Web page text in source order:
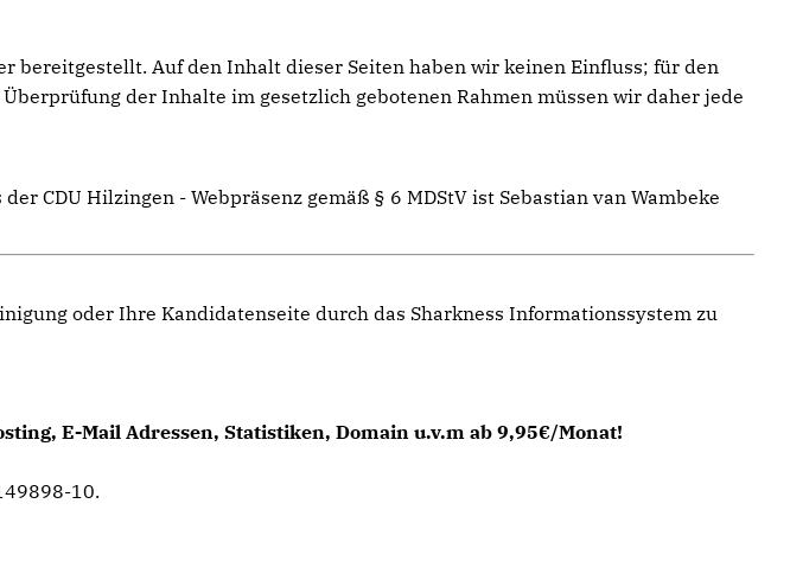
bereitgestellt. Auf den Inhalt dieser Seiten haben wir keinen Einfluss; für den
der Inhalte im gesetzlich gebotenen Rahmen müssen wir daher jede
CDU Hilzingen - Webpräsenz gemäß § 6 MDStV ist Sebastian van Wambeke
oder Ihre Kandidatenseite durch das Sharkness Informationssystem zu
E-Mail Adressen, Statistiken, Domain u.v.m ab 9,95€/Monat!
10.